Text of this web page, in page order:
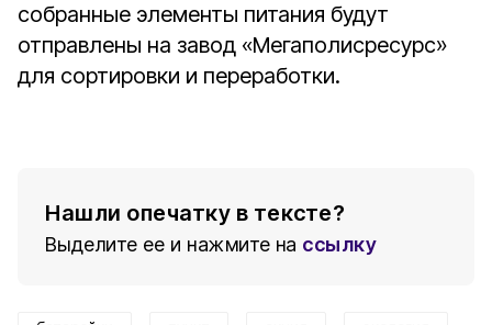
собранные элементы питания будут
отправлены на завод «Мегаполисресурс»
для сортировки и переработки.
Нашли опечатку в тексте?
Выделите ее и нажмите на ссылку